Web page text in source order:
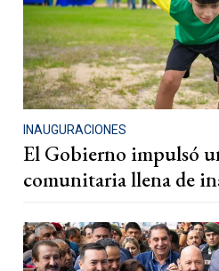
INAUGURACIONES
El Gobierno impulsó
comunitaria llena de